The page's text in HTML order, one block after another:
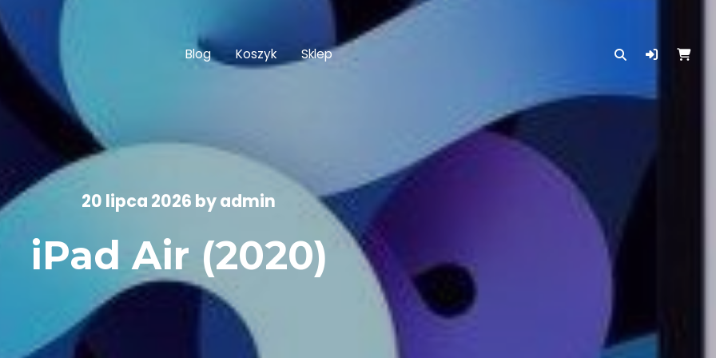
Blog Koszyk Sklep
20 lipca 2026 byadmin
iPad Air (2020)